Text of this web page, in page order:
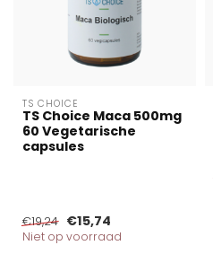
TS CHOICE
TS Choice Maca 500mg
60 Vegetarische
capsules
€19,24 €15,74
Niet op voorraad